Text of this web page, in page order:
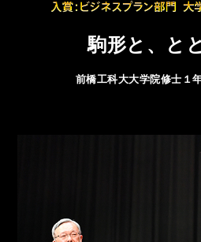
駒形と、と
前橋工科大大学院修士１